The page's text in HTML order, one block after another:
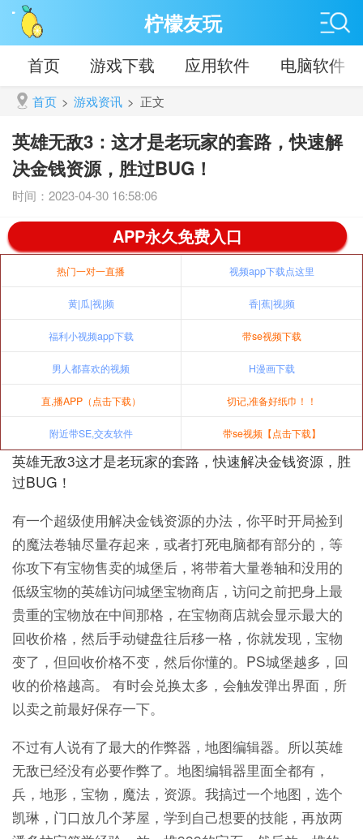
柠檬友玩
首页 游戏下载 应用软件 电脑软件
首页 > 游戏资讯 > 正文
英雄无敌3：这才是老玩家的套路，快速解
决金钱资源，胜过BUG！
时间：2023-04-30 16:58:06
APP永久免费入口
热门一对一直播 视频app下载点这里
黄|瓜|视|频 香|蕉|视|频
福利小视频app下载 带se视频下载
男人都喜欢的视频 H漫画下载
直,播APP（点击下载） 切记,准备好纸巾！！
附近带SE,交友软件 带se视频【点击下载】
英雄无敌3这才是老玩家的套路，快速解决金钱资源，胜
过BUG！
有一个超级使用解决金钱资源的办法，你平时开局捡到
的魔法卷轴尽量存起来，或者打死电脑都有部分的，等
你攻下有宝物售卖的城堡后，将带着大量卷轴和没用的
低级宝物的英雄访问城堡宝物商店，访问之前把身上最
贵重的宝物放在中间那格，在宝物商店就会显示最大的
回收价格，然后手动键盘往后移一格，你就发现，宝物
变了，但回收价格不变，然后你懂的。PS城堡越多，回
收的价格越高。 有时会兑换太多，会触发弹出界面，所
以卖之前最好保存一下。
不过有人说有了最大的作弊器，地图编辑器。所以英雄
无敌已经没有必要作弊了。地图编辑器里面全都有，
兵，地形，宝物，魔法，资源。我搞过一个地图，选个
凯琳，门口放几个茅屋，学到自己想要的技能，再放两